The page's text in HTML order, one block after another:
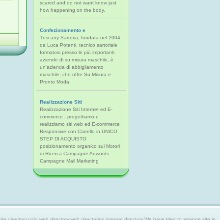
scared and do not want know just
how happening on the body.
Confezionamento e
Tuscany Sartoria, fondata nel 2004
da Luca Potenti, tecnico sartoriale
formatosi presso le più importanti
aziende di su misura maschile, è
un'azienda di abbigliamento
maschile, che offre Su Misura e
Pronto Moda.
Realizzazione Siti
Realizzazione Siti Internet ed E-
commerce - progettiamo e
realizziamo siti web ed E-commerce
Responsive con Carrello in UNICO
STEP DI ACQUISTO
posizionamento organico sui Motori
di Ricerca Campagne Adwords
Campagne Mail Marketing